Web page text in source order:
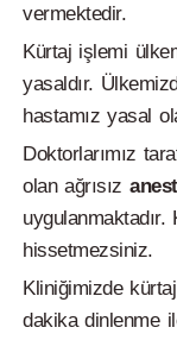
vermektedir.
Kürtaj işlemi
yasaldır.
hastamız yasal
Doktorlarımız
olan ağrısız
uygulanmaktadır.
hissetmezsiniz.
Kliniğimizde
dakika dinlenme